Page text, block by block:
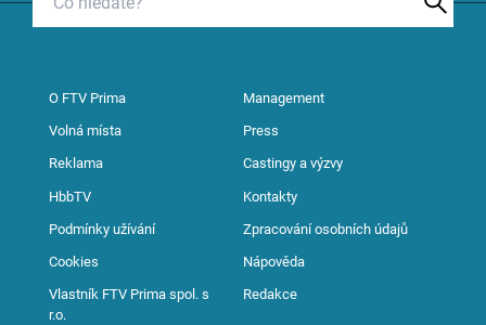
O FTV Prima Management
Volná místa Press
Reklama Castingy a výzvy
HbbTV Kontakty
Podmínky užívání Zpracování osobních údajů
Cookies Nápověda
Vlastník FTV Prima spol. s
r.o.
Redakce